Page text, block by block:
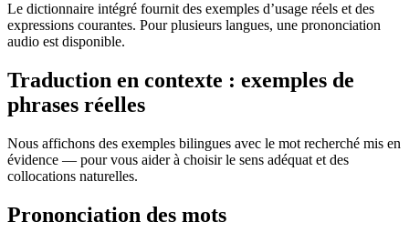
Le dictionnaire intégré fournit des exemples d’usage réels et des
expressions courantes. Pour plusieurs langues, une prononciation
audio est disponible.
Traduction en contexte : exemples de
phrases réelles
Nous affichons des exemples bilingues avec le mot recherché mis en
évidence — pour vous aider à choisir le sens adéquat et des
collocations naturelles.
Prononciation des mots